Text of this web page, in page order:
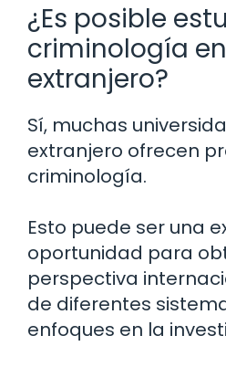
¿Es posible
criminología
extranjero?
Sí, muchas
extranjero ofrecen
criminología.
Esto puede ser una
oportunidad para
perspectiva
de diferentes
enfoques en la